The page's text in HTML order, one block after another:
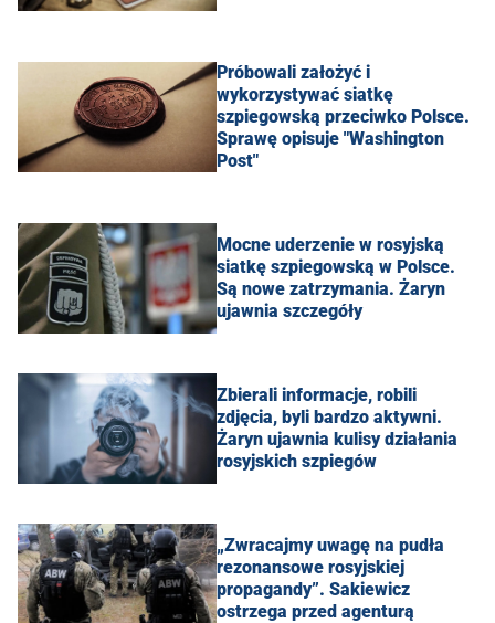
Próbowali założyć i
wykorzystywać siatkę
szpiegowską przeciwko Polsce.
Sprawę opisuje "Washington
Post"
Mocne uderzenie w rosyjską
siatkę szpiegowską w Polsce.
Są nowe zatrzymania. Żaryn
ujawnia szczegóły
Zbierali informacje, robili
zdjęcia, byli bardzo aktywni.
Żaryn ujawnia kulisy działania
rosyjskich szpiegów
„Zwracajmy uwagę na pudła
rezonansowe rosyjskiej
propagandy”. Sakiewicz
ostrzega przed agenturą